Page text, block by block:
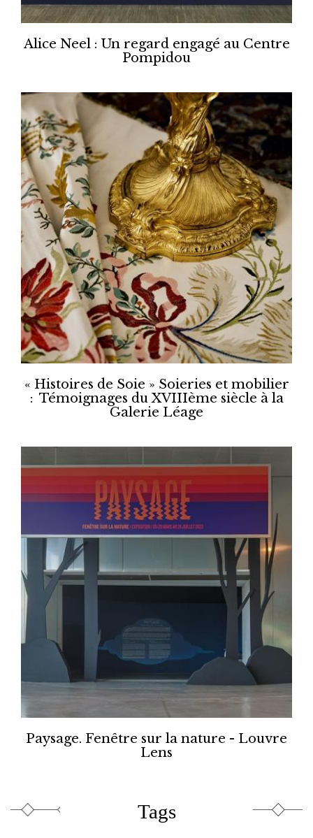
Alice Neel : Un regard engagé au Centre
Pompidou
« Histoires de Soie » Soieries et mobilier
: Témoignages du XVIIIème siècle à la
Galerie Léage
Paysage. Fenêtre sur la nature - Louvre
Lens
Tags